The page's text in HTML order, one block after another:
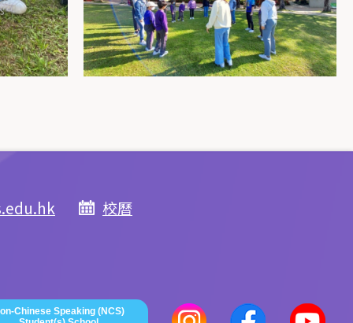
校曆
Chinese Speaking (NCS)